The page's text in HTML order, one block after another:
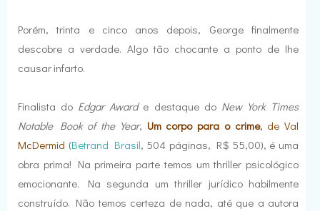
Porém, trinta e cinco anos depois, George finalmente
descobre a verdade. Algo tão chocante a ponto de lhe
causar infarto.
Finalista do Edgar Awarde destaque do New York Times
Notable Book of the Year, Um corpo para o crime, de Val
McDermid (Betrand Brasil, 504 páginas, R$ 55,00), é uma
obra prima! Na primeira parte temos um thriller psicológico
emocionante. Na segunda um thriller jurídico habilmente
construído. Não temos certeza de nada, até que a autora